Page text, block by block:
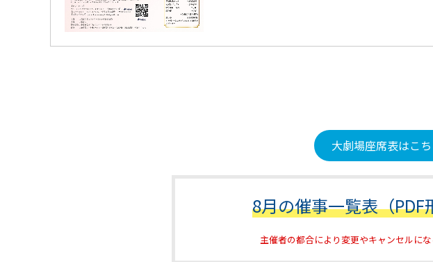
大劇場座席表はこ
8月の催事一覧表（
主催者の都合により変更やキャンセルに